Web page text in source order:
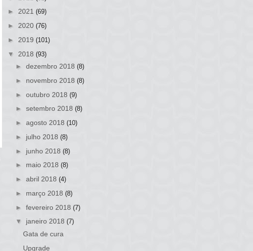
► 2021 (69)
► 2020 (76)
► 2019 (101)
▼ 2018 (93)
► dezembro 2018 (8)
► novembro 2018 (8)
► outubro 2018 (9)
► setembro 2018 (8)
► agosto 2018 (10)
► julho 2018 (8)
► junho 2018 (8)
► maio 2018 (8)
► abril 2018 (4)
► março 2018 (8)
► fevereiro 2018 (7)
▼ janeiro 2018 (7)
Gata de cura
Upgrade